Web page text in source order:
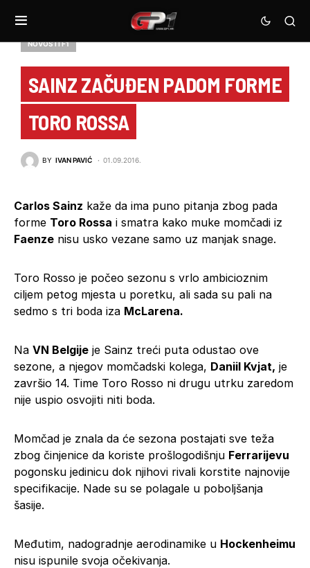
NOVOSTI F1
SAINZ ZAČUĐEN PADOM FORME
TORO ROSSA
BY IVAN PAVIĆ 01.09.2016.
Carlos Sainz kaže da ima puno pitanja zbog pada
forme Toro Rossa i smatra kako muke momčadi iz
Faenze nisu usko vezane samo uz manjak snage.
Toro Rosso je počeo sezonu s vrlo ambicioznim
ciljem petog mjesta u poretku, ali sada su pali na
sedmo s tri boda iza McLarena.
Na VN Belgije je Sainz treći puta odustao ove
sezone, a njegov momčadski kolega, Daniil Kvjat, je
završio 14. Time Toro Rosso ni drugu utrku zaredom
nije uspio osvojiti niti boda.
Momčad je znala da će sezona postajati sve teža
zbog činjenice da koriste prošlogodišnju Ferrarijevu
pogonsku jedinicu dok njihovi rivali korstite najnovije
specifikacije. Nade su se polagale u poboljšanja
šasije.
Međutim, nadogradnje aerodinamike u Hockenheimu
nisu ispunile svoja očekivanja.